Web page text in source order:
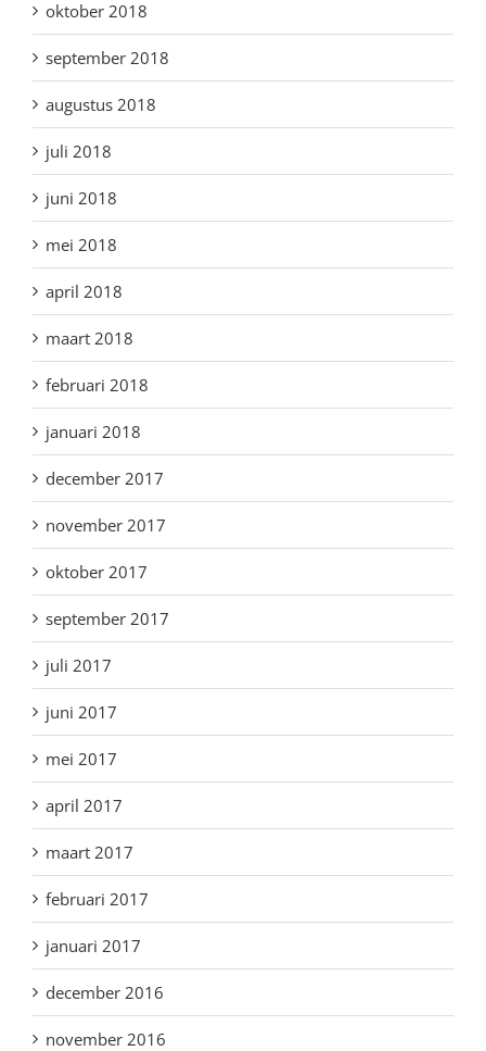
oktober 2018
september 2018
augustus 2018
juli 2018
juni 2018
mei 2018
april 2018
maart 2018
februari 2018
januari 2018
december 2017
november 2017
oktober 2017
september 2017
juli 2017
juni 2017
mei 2017
april 2017
maart 2017
februari 2017
januari 2017
december 2016
november 2016